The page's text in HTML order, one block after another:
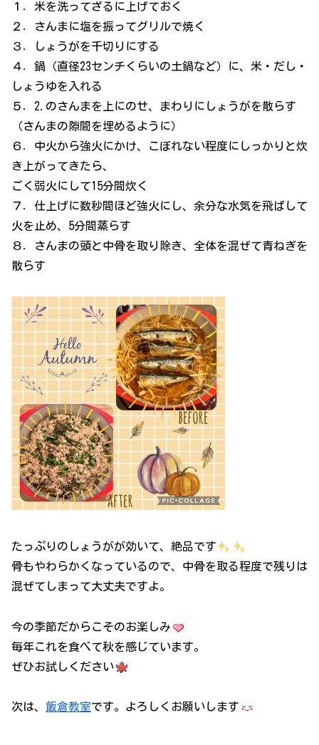
１．米を洗ってざるに上げておく
２．さんまに塩を振ってグリルで焼く
３．しょうがを千切りにする
４．鍋（直径23センチくらいの土鍋など）に、米・だし・
しょうゆを入れる
５．2.のさんまを上にのせ、まわりにしょうがを散らす
（さんまの隙間を埋めるように）
６．中火から強火にかけ、こぼれない程度にしっかりと炊
き上がってきたら、
ごく弱火にして15分間炊く
７．仕上げに数秒間ほど強火にし、余分な水気を飛ばして
火を止め、5分間蒸らす
８．さんまの頭と中骨を取り除き、全体を混ぜて青ねぎを
散らす
たっぷりのしょうがが効いて、絶品です
骨もやわらかくなっているので、中骨を取る程度で残りは
混ぜてしまって大丈夫ですよ。
今の季節だからこそのお楽しみ
毎年これを食べて秋を感じています。
ぜひお試しください
次は、 飯倉教室です。よろしくお願いします